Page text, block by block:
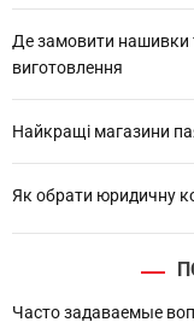
Де замовити нашивки
виготовлення
Найкращі магазини
Як обрати юридичну
Часто задаваемые